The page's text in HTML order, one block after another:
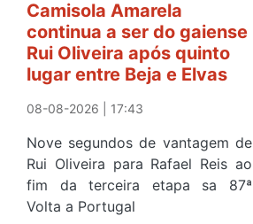
Camisola Amarela
continua a ser do gaiense
Rui Oliveira após quinto
lugar entre Beja e Elvas
08-08-2026 | 17:43
Nove segundos de vantagem de
Rui Oliveira para Rafael Reis ao
fim da terceira etapa sa 87ª
Volta a Portugal